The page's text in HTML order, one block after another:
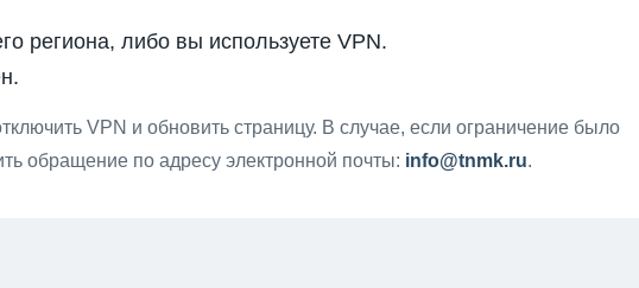
региона, либо вы используете VPN.
VPN и обновить страницу. В случае, если ограничение было
обращение по адресу электронной почты: info@tnmk.ru.